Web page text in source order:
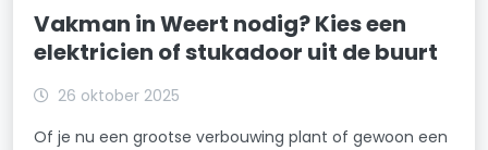
Vakman in Weert nodig? Kies een
elektricien of stukadoor uit de buurt
26 oktober 2025
Of je nu een grootse verbouwing plant of gewoon een